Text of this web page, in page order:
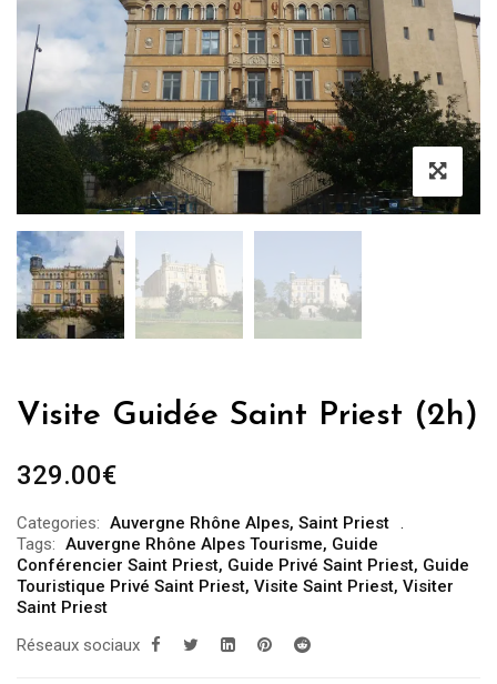
Visite Guidée Saint Priest (2h)
329.00€
Categories: Auvergne Rhône Alpes, Saint Priest
Tags: Auvergne Rhône Alpes Tourisme, Guide
Conférencier Saint Priest, Guide Privé Saint Priest, Guide
Touristique Privé Saint Priest, Visite Saint Priest, Visiter
Saint Priest
Réseaux sociaux